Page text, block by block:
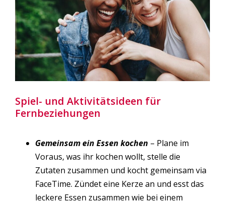
Spiel- und Aktivitätsideen für
Fernbeziehungen
Gemeinsam ein Essen kochen – Plane im
Voraus, was ihr kochen wollt, stelle die
Zutaten zusammen und kocht gemeinsam via
FaceTime. Zündet eine Kerze an und esst das
leckere Essen zusammen wie bei einem